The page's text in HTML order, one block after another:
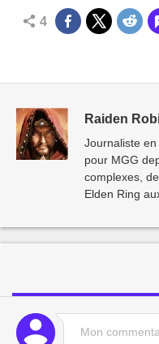
4
Raiden
Journaliste
pour MGG
complexes,
Elden Ring